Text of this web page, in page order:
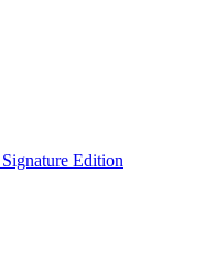
Edition